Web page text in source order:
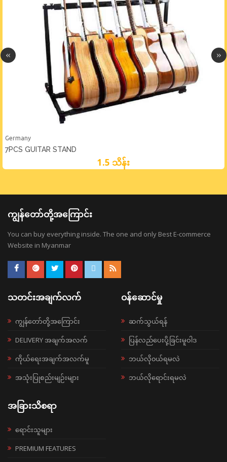
Germany
7PCS GUITAR STAND
1.5 သိန်း
ကျွန်တော်တို့အကြောင်း
You can buy everything inside. The one and only Best E-commerce
Website in Myanmar
သတင်းအချက်လက်
ကျွန်တော်တို့အကြောင်း
DELIVERY အချက်အလက်
ကိုယ်ရေးအချက်အလက်မူ
အသုံးပြုစည်းမျဉ်းများ
ဝန်ဆောင်မှု
ဆက်သွယ်ရန်
ပြန်လည်ပေးပို့ခြင်းမူဝါဒ
ဘယ်လို၀ယ်ရမလဲ
ဘယ်လိုရောင်းရမလဲ
အခြားသိစရာ
ရောင်းသူများ
PREMIUM FEATURES